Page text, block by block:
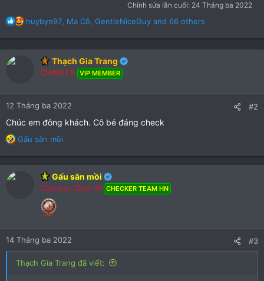
Chỉnh sửa lần cuối: 24 Tháng ba 2022
R
c
n
s
huybyn97, Ma Cô, GentleNiceGuy and 66 others
Thạch Gia Trang
CHARLES VIP MEMBER
12 Tháng ba 2022 #2
Chúc em đông khách. Cô bé đáng check
R
Gấu săn mồi
Gấu săn mồi
Checker Chân Ái CHECKER TEAM HN
14 Tháng ba 2022 #3
Thạch Gia Trang đã viết: